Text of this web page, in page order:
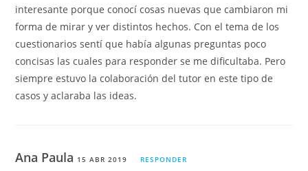
interesante porque conocí cosas nuevas que cambiaron mi
forma de mirar y ver distintos hechos. Con el tema de los
cuestionarios sentí que había algunas preguntas poco
concisas las cuales para responder se me dificultaba. Pero
siempre estuvo la colaboración del tutor en este tipo de
casos y aclaraba las ideas.
Ana Paula 15 ABR 2019 RESPONDER